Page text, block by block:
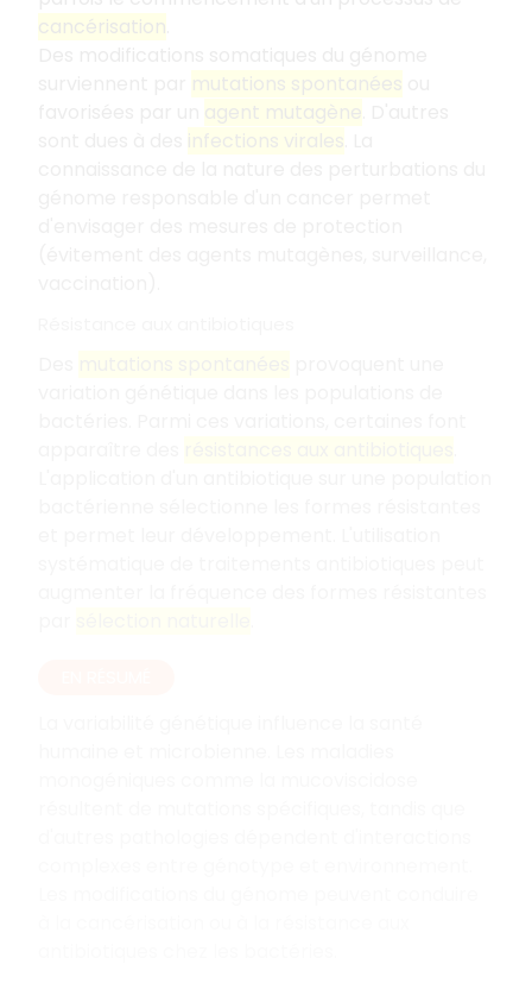
cancérisation